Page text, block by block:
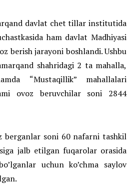
davlat chet tillar institutida
ham davlat Madhiyasi
berish jarayoni boshlandi. Ushbu
shahridagi 2 ta mahalla,
“Mustaqillik” mahallalari
ovoz beruvchilar soni 2844
berganlar soni 60 nafarni tashkil
jalb etilgan fuqarolar orasida
uchun ko’chma saylov